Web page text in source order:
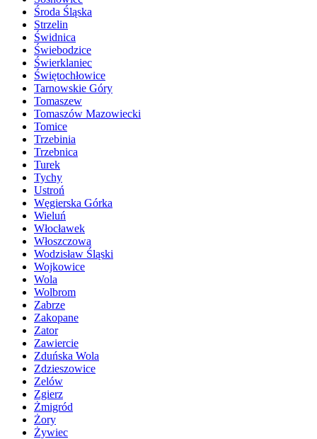
Środa Śląska
Strzelin
Świdnica
Świebodzice
Świerklaniec
Świętochłowice
Tarnowskie Góry
Tomaszew
Tomaszów Mazowiecki
Tomice
Trzebinia
Trzebnica
Turek
Tychy
Ustroń
Węgierska Górka
Wieluń
Włocławek
Włoszczowa
Wodzisław Śląski
Wojkowice
Wola
Wolbrom
Zabrze
Zakopane
Zator
Zawiercie
Zduńska Wola
Zdzieszowice
Zelów
Zgierz
Żmigród
Żory
Żywiec